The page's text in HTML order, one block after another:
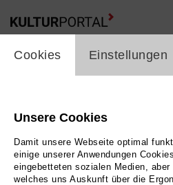
cookie_layer
Cookies Einstellungen
Unsere Cookies
Damit unsere Webseite optimal
einige unserer Anwendungen
eingebetteten sozialen Medien,
welches uns Auskunft über die